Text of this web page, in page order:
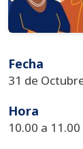
Fecha
31 de
Hora
10.00 a